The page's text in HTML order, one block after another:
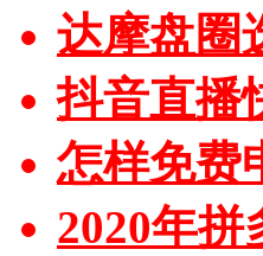
达摩盘圈
抖音直播
怎样免费
2020年